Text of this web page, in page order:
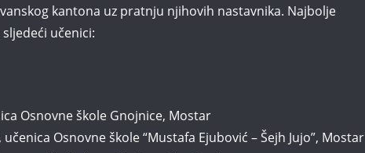
kantona uz pratnju njihovih nastavnika. Najbolje
učenici:
Osnovne škole Gnojnice, Mostar
Osnovne škole “Mustafa Ejubović – Šejh Jujo”, Mostar